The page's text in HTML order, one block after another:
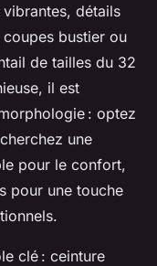
détails
bustier ou
de tailles du 32
il est
: optez
une
pour le confort,
pour une touche
clé : ceinture